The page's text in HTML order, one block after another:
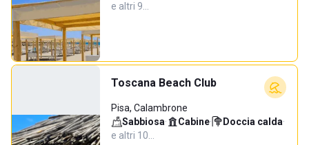
e altri 9…
Toscana Beach Club
Pisa, Calambrone
Sabbiosa· Cabine· Doccia calda·
e altri 10…